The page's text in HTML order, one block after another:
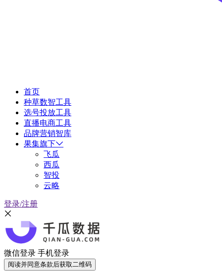
首页
种草数智工具
选号投放工具
直播电商工具
品牌营销智库
果集旗下
飞瓜
西瓜
智投
云略
登录/注册
微信登录 手机登录
阅读并同意条款后获取二维码